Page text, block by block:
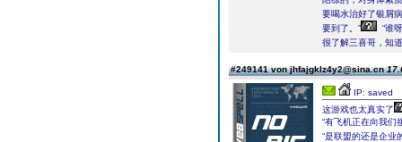
要喝水治好了银屑
要到了。”
“谁
很了解三喜哥，知
#249141 von jhfajgklz4y2@sina.cn
IP: saved
这游戏也太真实了
“有飞机正在向我
“是联盟的还是企业